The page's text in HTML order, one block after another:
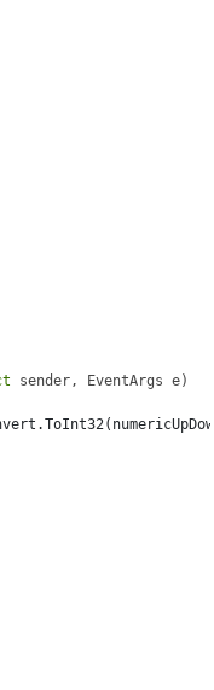
sender, EventArgs e)